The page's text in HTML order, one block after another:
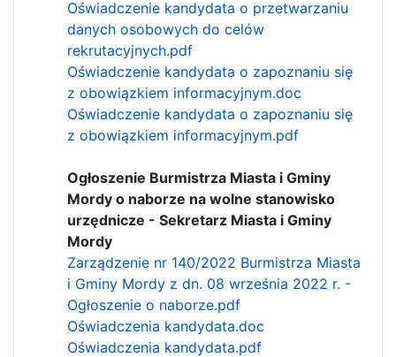
Oświadczenie kandydata o przetwarzaniu
danych osobowych do celów
rekrutacyjnych.pdf
Oświadczenie kandydata o zapoznaniu się
z obowiązkiem informacyjnym.doc
Oświadczenie kandydata o zapoznaniu się
z obowiązkiem informacyjnym.pdf
Ogłoszenie Burmistrza Miasta i Gminy
Mordy o naborze na wolne stanowisko
urzędnicze - Sekretarz Miasta i Gminy
Mordy
Zarządzenie nr 140/2022 Burmistrza Miasta
i Gminy Mordy z dn. 08 września 2022 r. -
Ogłoszenie o naborze.pdf
Oświadczenia kandydata.doc
Oświadczenia kandydata.pdf